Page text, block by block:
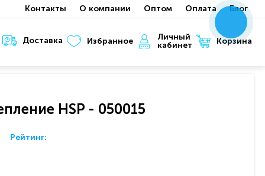
Контакты О компании Оптом Оплата Блог
Доставка Избранное
Личный
кабинет
Корзина
HSP - 050015
Рейтинг:
xxx